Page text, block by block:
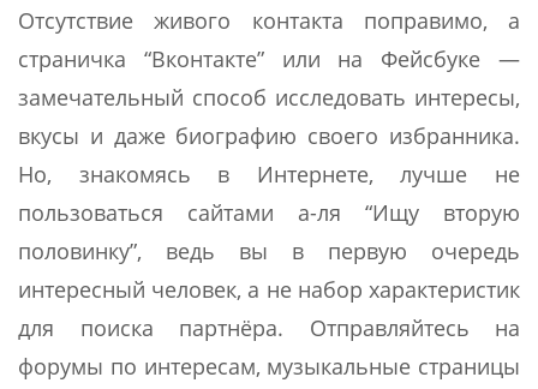
Отсутствие живого контакта поправимо, а
страничка “Вконтакте” или на Фейсбуке —
замечательный способ исследовать интересы,
вкусы и даже биографию своего избранника.
Но, знакомясь в Интернете, лучше не
пользоваться сайтами а-ля “Ищу вторую
половинку”, ведь вы в первую очередь
интересный человек, а не набор характеристик
для поиска партнёра. Отправляйтесь на
форумы по интересам, музыкальные страницы